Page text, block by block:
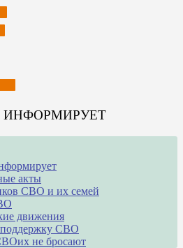
ИНФОРМИРУЕТ
акты
СВО и их семей
движения
СВО
не бросают